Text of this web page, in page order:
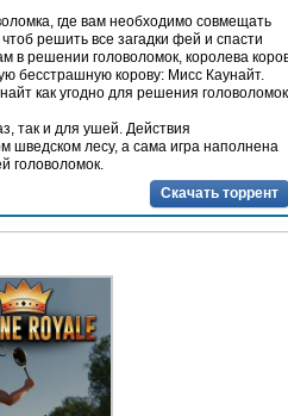
где вам необходимо совмещать
решить все загадки фей и спасти
в решении головоломок, королева
бесстрашную корову: Мисс Каунайт.
как угодно для решения
так и для ушей. Действия
шведском лесу, а сама игра наполнена
головоломок.
Скачать торрент